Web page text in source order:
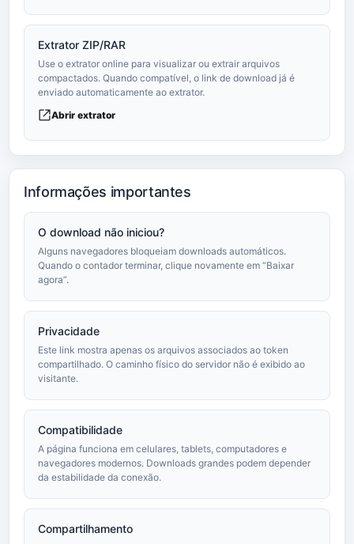
Extrator ZIP/RAR
Use o extrator online para visualizar ou extrair arquivos
compactados. Quando compatível, o link de download já é
enviado automaticamente ao extrator.
Abrir extrator
Informações importantes
O download não iniciou?
Alguns navegadores bloqueiam downloads automáticos.
Quando o contador terminar, clique novamente em “Baixar
agora”.
Privacidade
Este link mostra apenas os arquivos associados ao token
compartilhado. O caminho físico do servidor não é exibido ao
visitante.
Compatibilidade
A página funciona em celulares, tablets, computadores e
navegadores modernos. Downloads grandes podem depender
da estabilidade da conexão.
Compartilhamento